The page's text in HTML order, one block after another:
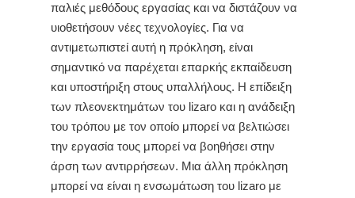
παλιές μεθόδους εργασίας και να διστάζουν να
υιοθετήσουν νέες τεχνολογίες. Για να
αντιμετωπιστεί αυτή η πρόκληση, είναι
σημαντικό να παρέχεται επαρκής εκπαίδευση
και υποστήριξη στους υπαλλήλους. Η επίδειξη
των πλεονεκτημάτων του lizaro και η ανάδειξη
του τρόπου με τον οποίο μπορεί να βελτιώσει
την εργασία τους μπορεί να βοηθήσει στην
άρση των αντιρρήσεων. Μια άλλη πρόκληση
μπορεί να είναι η ενσωμάτωση του lizaro με